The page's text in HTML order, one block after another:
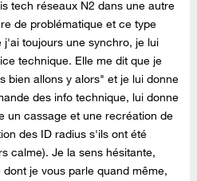
tech réseaux N2 dans une autre
de problématique et ce type
toujours une synchro, je lui
technique. Elle me dit que je
bien allons y alors" et je lui donne
des info technique, lui donne
un cassage et une recréation de
des ID radius s'ils ont été
calme). Je la sens hésitante,
je vous parle quand même,